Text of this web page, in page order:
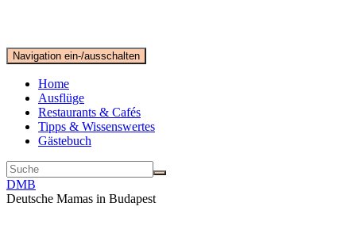
Navigation ein-/ausschalten
Home
Ausflüge
Restaurants & Cafés
Tipps & Wissenswertes
Gästebuch
DMB
Deutsche Mamas in Budapest